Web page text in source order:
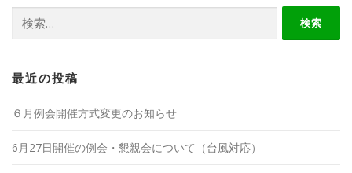
索:
最近の投稿
６月例会開催方式変更のお知らせ
6月27日開催の例会・懇親会について（台風対応）